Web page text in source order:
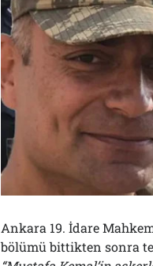
Ankara 19. İdare
bölümü bittikten sonra